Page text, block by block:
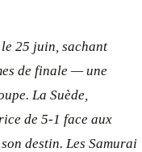
le 25 juin, sachant
de finale — une
La Suède,
de 5-1 face aux
destin. Les Samurai